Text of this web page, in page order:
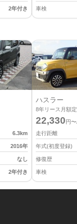
2年付き 車検
6.3km
2016年
なし
2年付き
ハスラー
8年リース月額
22,330円
走行距離
年式(初度登録)
修復歴
車検